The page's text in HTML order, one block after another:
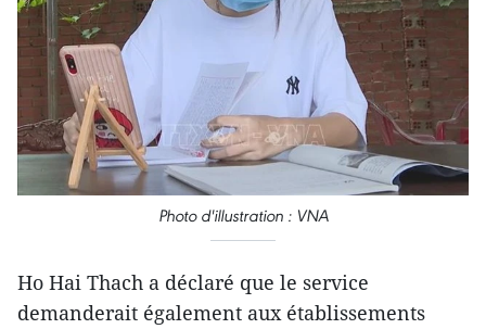
Photo d'illustration : VNA
Ho Hai Thach a déclaré que le service
demanderait également aux établissements